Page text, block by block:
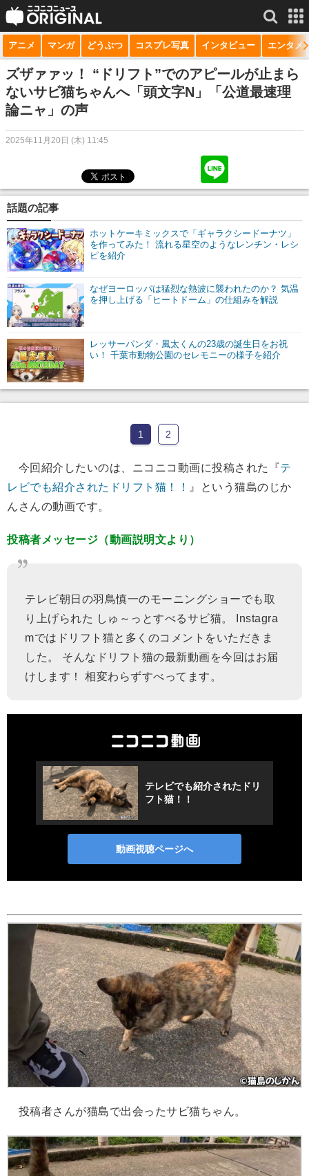
サービス一覧 もっと見る
niconico
動画
生放送
マンガ
ニコニコQ
アニメ マンガ どうぶつ コスプレ写真 インタビュー エンタメ
ズザァァッ！ “ドリフト”でのアピールが止まら
ないサビ猫ちゃんへ「頭文字N」「公道最速理
論ニャ」の声
2025年11月20日 (木) 11:45
話題の記事
ホットケーキミックスで「ギャラクシードーナツ」
を作ってみた！ 流れる星空のようなレンチン・レシ
ピを紹介
なぜヨーロッパは猛烈な熱波に襲われたのか？ 気温
を押し上げる「ヒートドーム」の仕組みを解説
レッサーパンダ・風太くんの23歳の誕生日をお祝
い！ 千葉市動物公園のセレモニーの様子を紹介
1 2
今回紹介したいのは、ニコニコ動画に投稿された『テ
レビでも紹介されたドリフト猫！！
』という猫島のじか
んさんの動画です。
投稿者メッセージ（動画説明文より）
テレビ朝日の羽鳥慎一のモーニングショーでも取
り上げられた しゅ～っとすべるサビ猫。 Instagra
mではドリフト猫と多くのコメントをいただきま
した。 そんなドリフト猫の最新動画を今回はお届
けします！ 相変わらずすべってます。
投稿者さんが猫島で出会ったサビ猫ちゃん。